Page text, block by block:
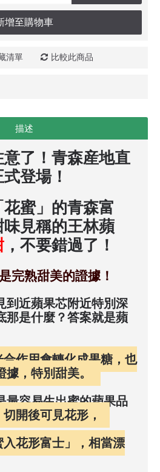
增至購物車
清單 比較此商品
描述
了！青森産地直
登場！
蜜」的青森富
見稱的王林蘋
，不要錯過了！
完熟甜美的證據！
到近蘋果芯附近特別深
那是什麼？答案就是蘋
作用會轉化成果糖，也
，特別甜美。
最容易生出蜜的蘋果品
開後可見花形，
花形富士」，相當漂